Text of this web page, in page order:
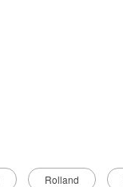
Rolland